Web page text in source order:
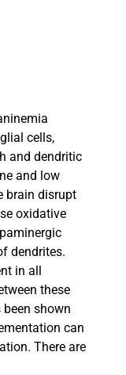
cells,
and dendritic
and low
brain disrupt
oxidative
dendrites.
in all
these
been shown
can
There are